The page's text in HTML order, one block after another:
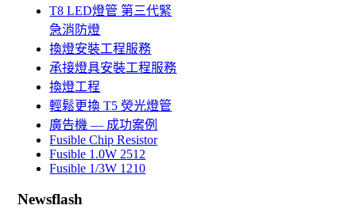
T8 LED燈管 第三代緊
急消防燈
換燈安裝工程服務
承接燈具安裝工程服務
換燈工程
輕鬆更換 T5 熒光燈管
廣告機 — 成功案例
Fusible Chip Resistor
Fusible 1.0W 2512
Fusible 1/3W 1210
Newsflash